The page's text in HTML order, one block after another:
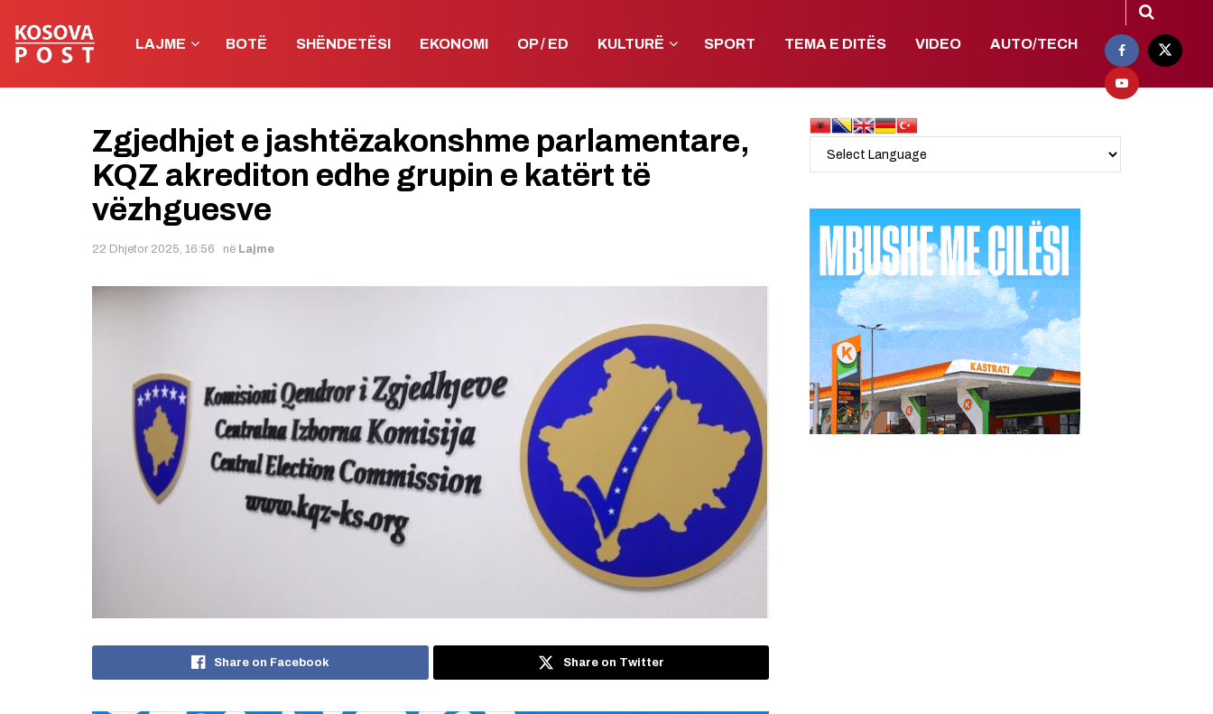
LAJME BOTË SHËNDETËSI EKONOMI OP / ED KULTURË SPORT TEMA E DITËS VIDEO AUTO/TECH
Zgjedhjet e jashtëzakonshme parlamentare,
KQZ akrediton edhe grupin e katërt të
vëzhguesve
22 Dhjetor 2025, 16:56 në Lajme
Share on Facebook Share on Twitter